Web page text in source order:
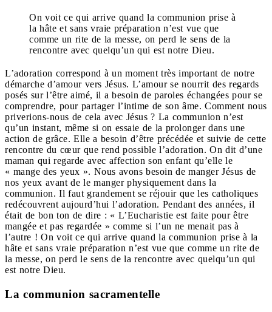
On voit ce qui arrive quand la communion prise à
la hâte et sans vraie préparation n’est vue que
comme un rite de la messe, on perd le sens de la
rencontre avec quelqu’un qui est notre Dieu.
L’adoration correspond à un moment très important de notre
démarche d’amour vers Jésus. L’amour se nourrit des regards
posés sur l’être aimé, il a besoin de paroles échangées pour se
comprendre, pour partager l’intime de son âme. Comment nous
priverions-nous de cela avec Jésus ? La communion n’est
qu’un instant, même si on essaie de la prolonger dans une
action de grâce. Elle a besoin d’être précédée et suivie de cette
rencontre du cœur que rend possible l’adoration. On dit d’une
maman qui regarde avec affection son enfant qu’elle le
« mange des yeux ». Nous avons besoin de manger Jésus de
nos yeux avant de le manger physiquement dans la
communion. Il faut grandement se réjouir que les catholiques
redécouvrent aujourd’hui l’adoration. Pendant des années, il
était de bon ton de dire : « L’Eucharistie est faite pour être
mangée et pas regardée » comme si l’un ne menait pas à
l’autre ! On voit ce qui arrive quand la communion prise à la
hâte et sans vraie préparation n’est vue que comme un rite de
la messe, on perd le sens de la rencontre avec quelqu’un qui
est notre Dieu.
La communion sacramentelle